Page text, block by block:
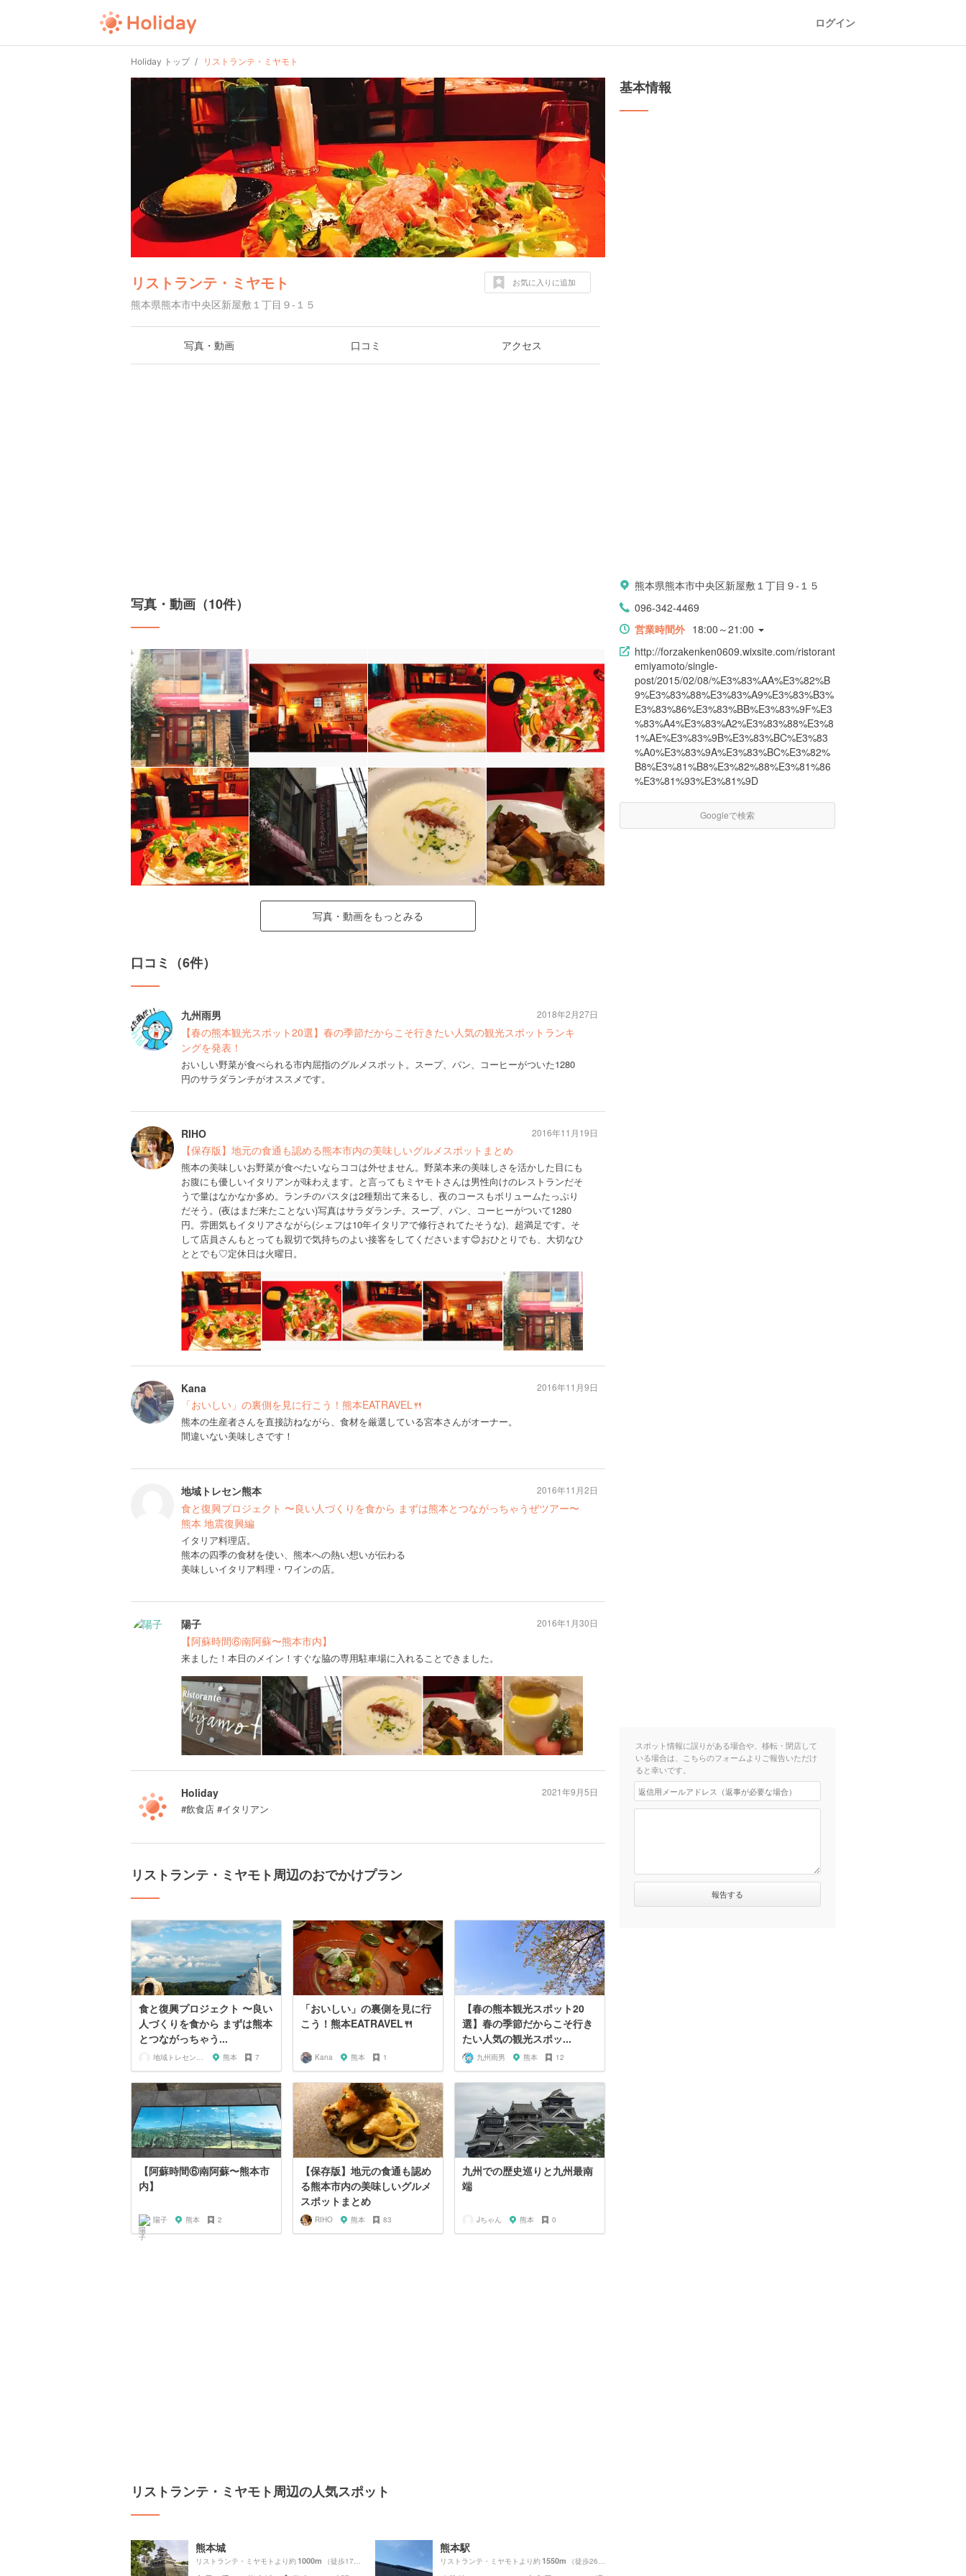
ログイン
Holiday トップ リストランテ・ミヤモト
リストランテ・ミヤモト
熊本県熊本市中央区新屋敷１丁目９-１５
お気に入りに追加
写真・動画 口コミ アクセス
写真・動画（10件）
写真・動画をもっとみる
口コミ（6件）
九州雨男
【春の熊本観光スポット20選】春の季節だからこそ行きたい人気の観光スポットランキ
ングを発表！
おいしい野菜が食べられる市内屈指のグルメスポット。スープ、パン、コーヒーがついた1280
円のサラダランチがオススメです。
2018年2月27日
RIHO
【保存版】地元の食通も認める熊本市内の美味しいグルメスポットまとめ
熊本の美味しいお野菜が食べたいならココは外せません。野菜本来の美味しさを活かした目にも
お腹にも優しいイタリアンが味わえます。と言ってもミヤモトさんは男性向けのレストランだそ
うで量はなかなか多め。ランチのパスタは2種類出て来るし、夜のコースもボリュームたっぷり
だそう。(夜はまだ来たことない)写真はサラダランチ。スープ、パン、コーヒーがついて1280
円。雰囲気もイタリアさながら(シェフは10年イタリアで修行されてたそうな)、超満足です。そ
して店員さんもとっても親切で気持ちのよい接客をしてくださいます😊おひとりでも、大切なひ
ととでも♡定休日は火曜日。
2016年11月19日
Kana
「おいしい」の裏側を見に行こう！熊本EATRAVEL🍴
熊本の生産者さんを直接訪ねながら、食材を厳選している宮本さんがオーナー。
間違いない美味しさです！
2016年11月9日
地域トレセン熊本
食と復興プロジェクト 〜良い人づくりを食から まずは熊本とつながっちゃうぜツアー〜
熊本 地震復興編
イタリア料理店。
熊本の四季の食材を使い、熊本への熱い想いが伝わる
美味しいイタリア料理・ワインの店。
2016年11月2日
陽子
【阿蘇時間⑥南阿蘇〜熊本市内】
来ました！本日のメイン！すぐな脇の専用駐車場に入れることできました。
2016年1月30日
Holiday
#飲食店 #イタリアン
2021年9月5日
リストランテ・ミヤモト周辺のおでかけプラン
食と復興プロジェクト 〜良い
人づくりを食から まずは熊本
とつながっちゃう...
地域トレセン熊本 熊本 7
「おいしい」の裏側を見に行
こう！熊本EATRAVEL🍴
Kana 熊本 1
【春の熊本観光スポット20
選】春の季節だからこそ行き
たい人気の観光スポッ...
九州雨男 熊本 12
【阿蘇時間⑥南阿蘇〜熊本市
内】
陽子 熊本 2
【保存版】地元の食通も認め
る熊本市内の美味しいグルメ
スポットまとめ
RIHO 熊本 83
九州での歴史巡りと九州最南
端
Jちゃん 熊本 0
リストランテ・ミヤモト周辺の人気スポット
熊本城
リストランテ・ミヤモトより約1000m （徒歩17分）
熊本駅
リストランテ・ミヤモトより約1550m （徒歩26分）
基本情報
熊本県熊本市中央区新屋敷１丁目９-１５
096-342-4469
営業時間外 18:00～21:00
http://forzakenken0609.wixsite.com/ristorant
emiyamoto/single-
post/2015/02/08/%E3%83%AA%E3%82%B
9%E3%83%88%E3%83%A9%E3%83%B3%
E3%83%86%E3%83%BB%E3%83%9F%E3
%83%A4%E3%83%A2%E3%83%88%E3%8
1%AE%E3%83%9B%E3%83%BC%E3%83
%A0%E3%83%9A%E3%83%BC%E3%82%
B8%E3%81%B8%E3%82%88%E3%81%86
%E3%81%93%E3%81%9D
Googleで検索
スポット情報に誤りがある場合や、移転・閉店して
いる場合は、こちらのフォームよりご報告いただけ
ると幸いです。